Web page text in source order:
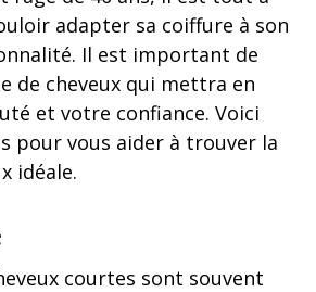
adapter sa coiffure à son
Il est important de
de cheveux qui mettra en
et votre confiance. Voici
pour vous aider à trouver la
idéale.
courtes sont souvent